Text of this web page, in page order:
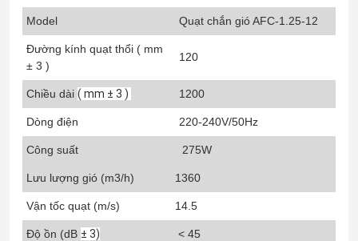
Model Quạt chắn gió AFC-1.25-12
Đường kính quạt thổi ( mm
± 3 )
120
Chiều dài ( mm ± 3 ) 1200
Dòng điện 220-240V/50Hz
Công suất 275W
Lưu lượng gió (m3/h) 1360
Vận tốc quạt (m/s) 14.5
Độ ồn (dB ± 3) < 45